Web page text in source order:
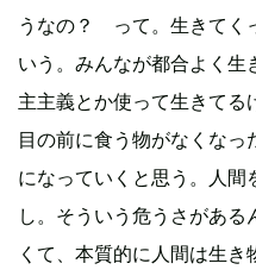
うなの？ って。生きてく
いう。みんなが都合よく生
主主義とか使って生きて
目の前に食う物がなくなっ
になっていくと思う。人間
し。そういう危うさがあ
くて、本質的に人間は生